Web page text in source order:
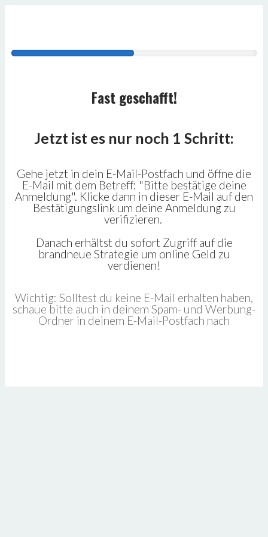
Fast geschafft!
Jetzt ist es nur noch 1 Schritt:
Gehe jetzt in dein E-Mail-Postfach und öffne die
E-Mail mit dem Betreff: "Bitte bestätige deine
Anmeldung". Klicke dann in dieser E-Mail auf den
Bestätigungslink um deine Anmeldung zu
verifizieren.
Danach erhältst du sofort Zugriff auf die
brandneue Strategie um online Geld zu
verdienen!
Wichtig: Solltest du keine E-Mail erhalten haben,
schaue bitte auch in deinem Spam- und Werbung-
Ordner in deinem E-Mail-Postfach nach